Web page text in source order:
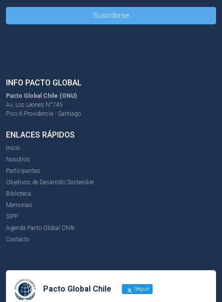
INFO PACTO GLOBAL
Pacto Global Chile (ONU)
Av. Los Leones N°745
Piso 6 Providencia - Santiago
ENLACES RÁPIDOS
Inicio
Nosotros
Participantes
Objetivos de Desarrollo Sostenible
Biblioteca
Memorias
SIPP
Agenda Pacto Global Chile
Contacto
Pacto Global Chile Seguir